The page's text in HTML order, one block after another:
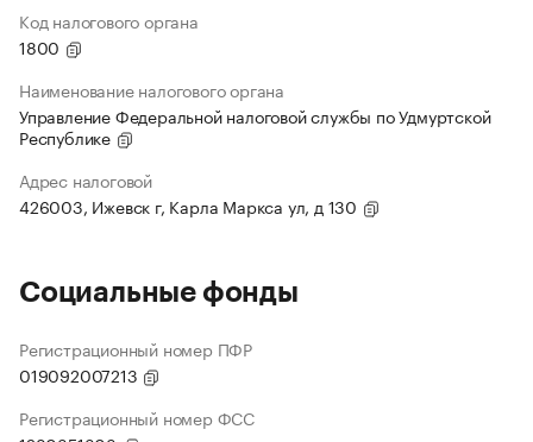
Код налогового органа
1800
Наименование налогового органа
Управление Федеральной налоговой службы по Удмуртской
Республике
Адрес налоговой
426003, Ижевск г, Карла Маркса ул, д 130
Социальные фонды
Регистрационный номер ПФР
019092007213
Регистрационный номер ФСС